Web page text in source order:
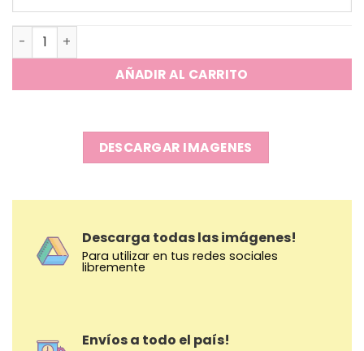
Lapicera Cubiertos Diamante x6 cantidad
AÑADIR AL CARRITO
DESCARGAR IMAGENES
Descarga todas las imágenes!
Para utilizar en tus redes sociales
libremente
Envíos a todo el país!